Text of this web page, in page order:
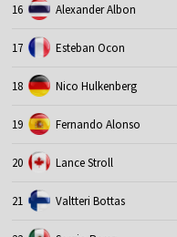
16 Alexander Albon
17 Esteban Ocon
18 Nico Hulkenberg
19 Fernando Alonso
20 Lance Stroll
21 Valtteri Bottas